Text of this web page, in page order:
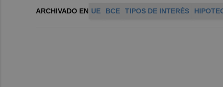
ARCHIVADO EN UE BCE TIPOS DE INTERÉS